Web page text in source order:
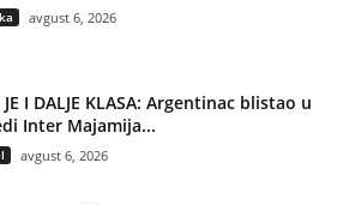
avgust 6, 2026
JE I DALJE KLASA: Argentinac blistao u
Inter Majamija...
avgust 6, 2026